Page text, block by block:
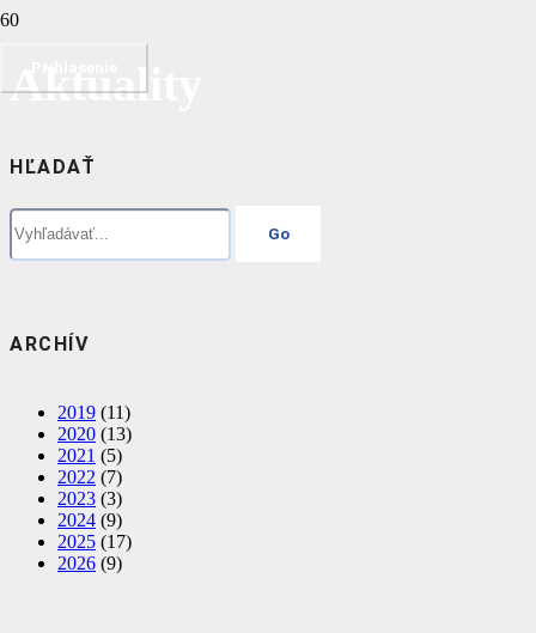
Aktuality
HĽADAŤ
ARCHÍV
2019 (11)
2020 (13)
2021 (5)
2022 (7)
2023 (3)
2024 (9)
2025 (17)
2026 (9)